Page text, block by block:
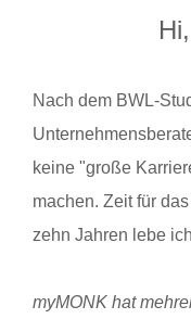
Nach dem BWL-
keine "große
machen. Zeit für
zehn Jahren lebe
myMONK hat